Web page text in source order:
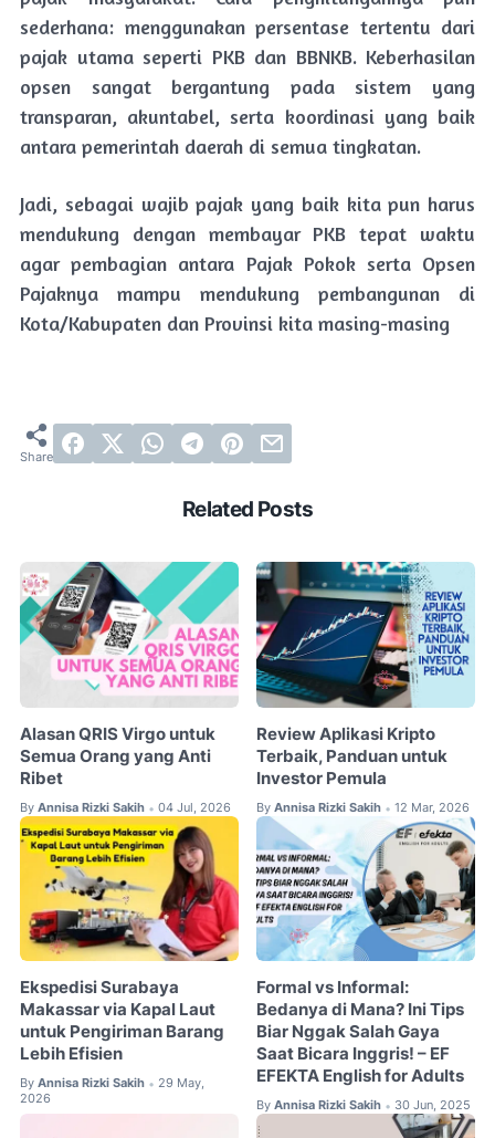
sederhana: menggunakan persentase tertentu dari
pajak utama seperti PKB dan BBNKB. Keberhasilan
opsen sangat bergantung pada sistem yang
transparan, akuntabel, serta koordinasi yang baik
antara pemerintah daerah di semua tingkatan.
Jadi, sebagai wajib pajak yang baik kita pun harus
mendukung dengan membayar PKB tepat waktu
agar pembagian antara Pajak Pokok serta Opsen
Pajaknya mampu mendukung pembangunan di
Kota/Kabupaten dan Provinsi kita masing-masing
Related Posts
Alasan QRIS Virgo untuk
Semua Orang yang Anti
Ribet
By Annisa Rizki Sakih • 04 Jul, 2026
Review Aplikasi Kripto
Terbaik, Panduan untuk
Investor Pemula
By Annisa Rizki Sakih • 12 Mar, 2026
Ekspedisi Surabaya
Makassar via Kapal Laut
untuk Pengiriman Barang
Lebih Efisien
By Annisa Rizki Sakih • 29 May,
2026
Formal vs Informal:
Bedanya di Mana? Ini Tips
Biar Nggak Salah Gaya
Saat Bicara Inggris! – EF
EFEKTA English for Adults
By Annisa Rizki Sakih • 30 Jun, 2025